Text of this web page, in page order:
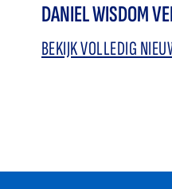
DANIEL WISDOM
BEKIJK VOLLEDIG